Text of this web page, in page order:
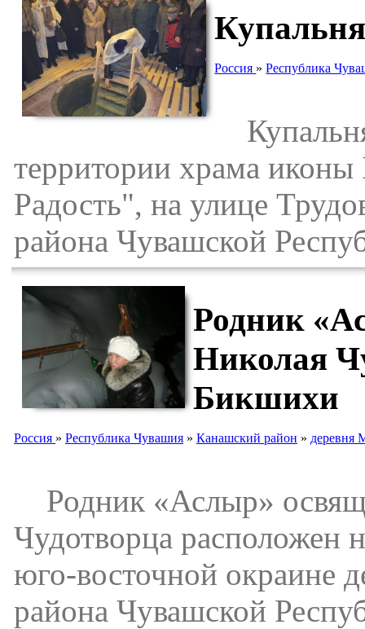
Россия »Республика
территории храма
Радость", на улице
района Чувашской
Родник
Николая
Бикшихи
Россия » Республика Чувашия » Канашский район » деревня
Родник «Аслыр»
Чудотворца расположен
юго-восточной окраине
района Чувашской